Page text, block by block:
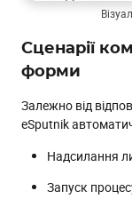
Сценарії
форми
Залежно від
eSputnik
Надсилання
Запуск